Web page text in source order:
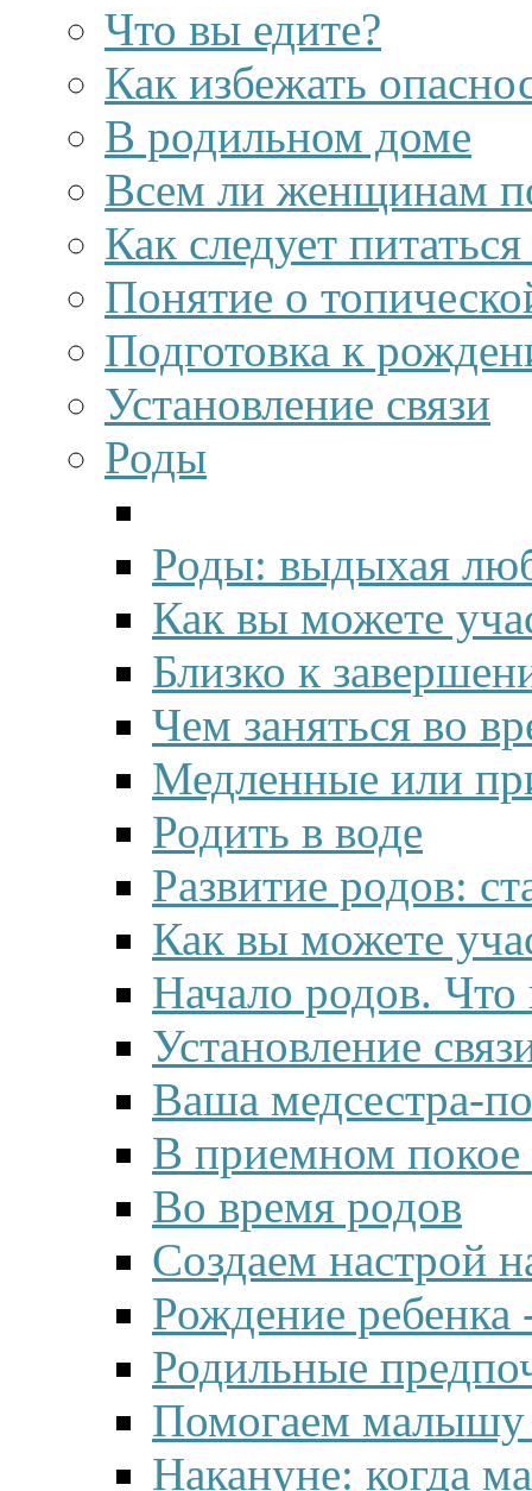
Что вы едите?
Как избежать
В родильном доме
Всем ли женщинам
Как следует
Понятие о
Подготовка к
Установление связи
Роды
Роды: выдыхая
Как вы можете
Близко к
Чем заняться во
Медленные или
Родить в воде
Развитие родов:
Как вы можете
Начало родов. Что
Установление
Ваша медсестра-
В приемном
Во время родов
Создаем настрой
Рождение
Родильные
Помогаем малышу
Накануне: когда